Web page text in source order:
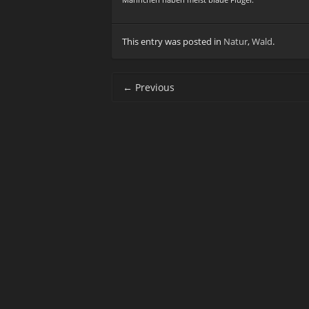
This entry was posted in Natur,Wald.
Post navigation
← Previous